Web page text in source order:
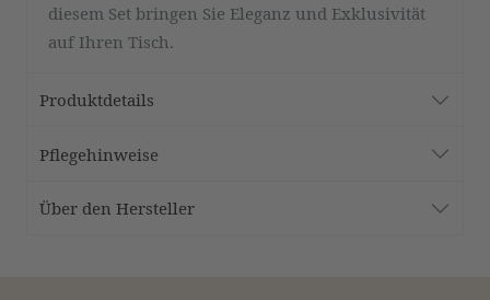
diesem Set bringen Sie Eleganz und Exklusivität
auf Ihren Tisch.
Produktdetails
Pflegehinweise
Über den Hersteller